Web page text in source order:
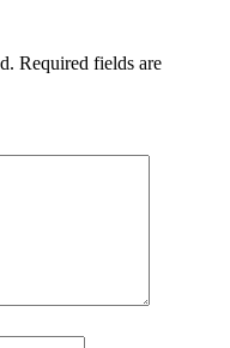
Required fields are